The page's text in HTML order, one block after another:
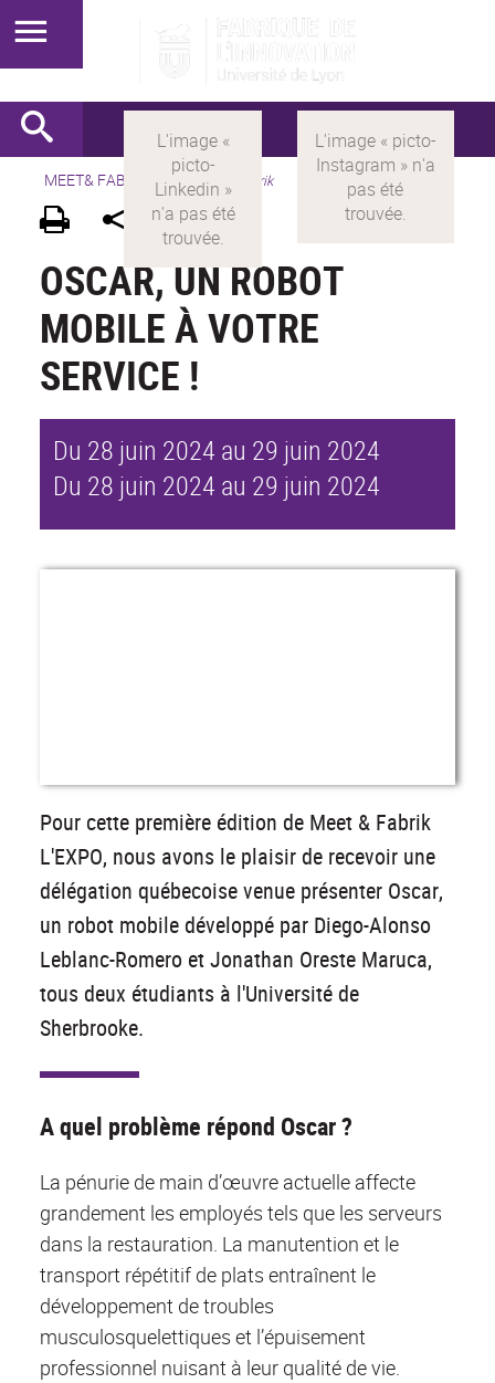
MEET& FABRIK > FR meet&fabrik
OSCAR, UN ROBOT
MOBILE À VOTRE
SERVICE !
Du 28 juin 2024 au 29 juin 2024
Du 28 juin 2024 au 29 juin 2024
Pour cette première édition de Meet & Fabrik
L'EXPO, nous avons le plaisir de recevoir une
délégation québecoise venue présenter Oscar,
un robot mobile développé par Diego-Alonso
Leblanc-Romero et Jonathan Oreste Maruca,
tous deux étudiants à l'Université de
Sherbrooke.
A quel problème répond Oscar ?
La pénurie de main d’œuvre actuelle affecte
grandement les employés tels que les serveurs
dans la restauration. La manutention et le
transport répétitif de plats entraînent le
développement de troubles
musculosquelettiques et l’épuisement
professionnel nuisant à leur qualité de vie.